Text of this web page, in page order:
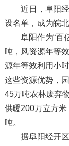
近日，阜阳经
设名单，成为皖
阜阳作为“百亿
吨，风资源年等
源年等效利用小
这些资源优势，
45万吨农林废弃
供暖200万立方
吨。
据阜阳经开区